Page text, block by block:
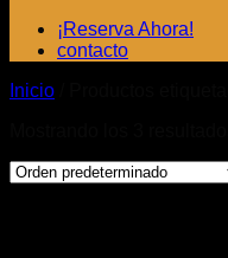
¡Reserva Ahora!
contacto
Inicio